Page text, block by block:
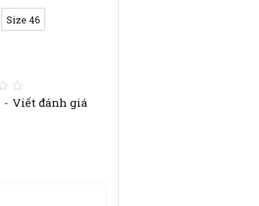
- Viết đánh giá
Size 46